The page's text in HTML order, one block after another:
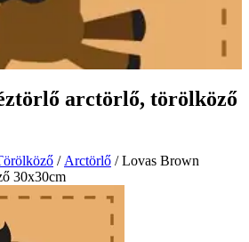
arctörlő, törölköző
/ Arctörlő / Lovas Brown
30x30cm